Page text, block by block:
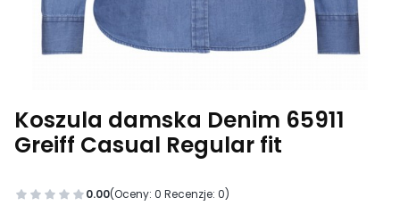
Koszula damska Denim 65911
Greiff Casual Regular fit
0.00(Oceny: 0 Recenzje: 0)